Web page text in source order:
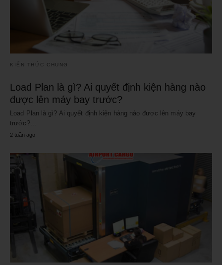
KIẾN THỨC CHUNG
Load Plan là gì? Ai quyết định kiện hàng nào
được lên máy bay trước?
Load Plan là gì? Ai quyết định kiện hàng nào được lên máy bay
trước?…
2 tuần ago